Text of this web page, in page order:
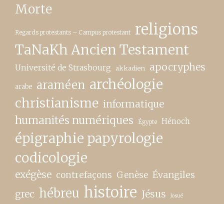
Morte
Regards protestants – Campus protestant religions
TaNaKh Ancien Testament
Université de Strasbourg akkadien apocryphes
arabe araméen archéologie
christianisme informatique
humanités numériques Égypte Hénoch
épigraphie papyrologie
codicologie
exégèse contrefaçons Genèse Évangiles
grec hébreu histoire Jésus Josué